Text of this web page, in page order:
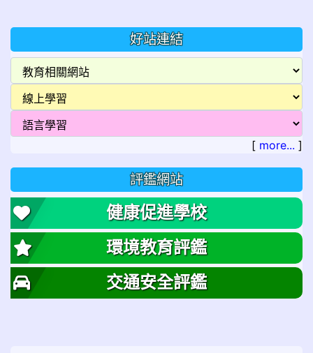
好站連結
[ more... ]
評鑑網站
健康促進學校
環境教育評鑑
交通安全評鑑